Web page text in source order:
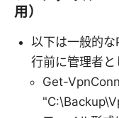
用）
以下は一般的
行前に管理者と
Get-